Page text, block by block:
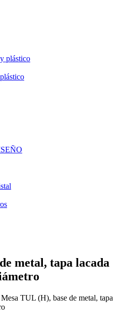
plástico
metal, tapa lacada
TUL (H), base de metal, tapa